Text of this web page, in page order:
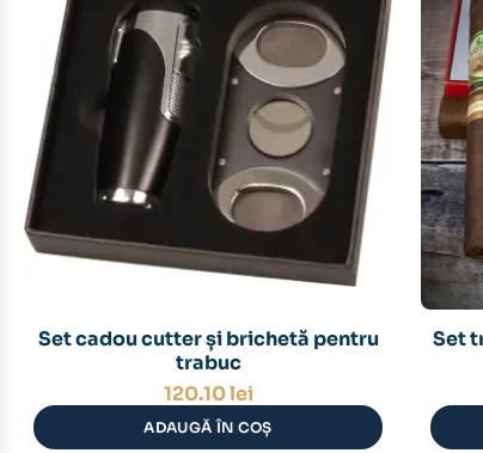
Set cadou cutter și brichetă pentru
trabuc
120.10lei
ADAUGĂ ÎN COȘ
Set